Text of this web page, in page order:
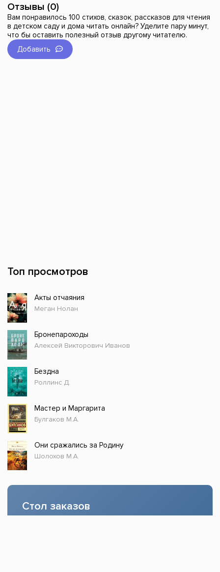
Отзывы (0)
Вам понравилось 100 стихов, сказок, рассказов для чтения
в детском саду и дома читать онлайн? Уделите пару минут,
что бы оставить полезный отзыв другому читателю.
Добавить
Топ просмотров
Акты отчаяния
Меган Нолан
Бронепароходы
Алексей Викторович Иванов
Бездна
Роллинс Д.
Мастер и Маргарита
Булгаков М.А.
Они сражались за Родину
Шолохов М.А.
Стол заказов